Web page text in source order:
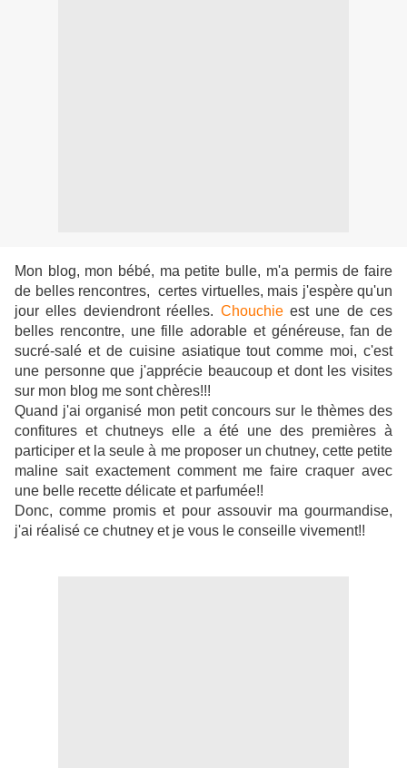
Mon blog, mon bébé, ma petite bulle, m'a permis de faire
de belles rencontres, certes virtuelles, mais j'espère qu'un
jour elles deviendront réelles. Chouchieest une de ces
belles rencontre, une fille adorable et généreuse, fan de
sucré-salé et de cuisine asiatique tout comme moi, c'est
une personne que j'apprécie beaucoup et dont les visites
sur mon blog me sont chères!!!
Quand j'ai organisé mon petit concours sur le thèmes des
confitures et chutneys elle a été une des premières à
participer et la seule à me proposer un chutney, cette petite
maline sait exactement comment me faire craquer avec
une belle recette délicate et parfumée!!
Donc, comme promis et pour assouvir ma gourmandise,
j'ai réalisé ce chutney et je vous le conseille vivement!!